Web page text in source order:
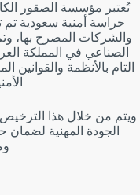
تُعتبر مؤسسة الصقور
حراسة أمنية سعودية
والشركات المصرح بها،
الصناعي في المملكة
التام بالأنظمة
ويتم من خلال هذا
الجودة المهنية لضمان